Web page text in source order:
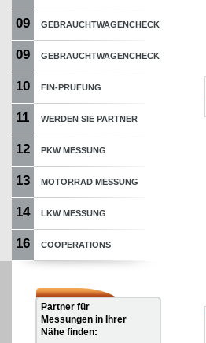
09 GEBRAUCHTWAGENCHECK
09 GEBRAUCHTWAGENCHECK
10 FIN-PRÜFUNG
11 WERDEN SIE PARTNER
12 PKW MESSUNG
13 MOTORRAD MESSUNG
14 LKW MESSUNG
16 COOPERATIONS
Partner für
Messungen in Ihrer
Nähe finden: